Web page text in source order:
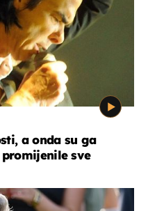
a onda su ga
sve